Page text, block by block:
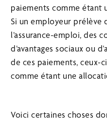
paiements comme étant
Si un employeur prélève
l’assurance-emploi, des
d’avantages sociaux ou
de ces paiements, ceux-
comme étant une
Voici certaines choses